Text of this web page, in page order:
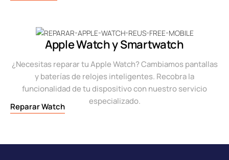
Apple Watch y Smartwatch
¿Necesitas reparar tu Apple Watch? Cambiamos pantallas
y baterías de relojes inteligentes. Recobra la
funcionalidad de tu dispositivo con nuestro servicio
especializado.
Reparar Watch